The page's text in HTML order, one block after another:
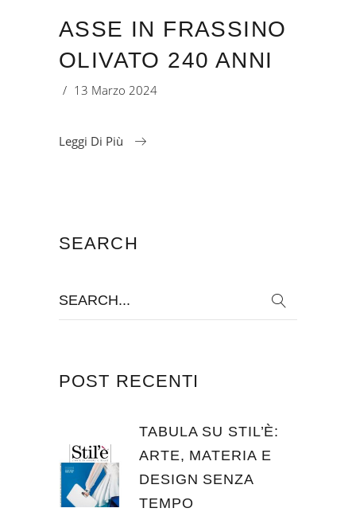
ASSE IN FRASSINO
OLIVATO 240 ANNI
13 Marzo 2024
Leggi Di Più
SEARCH
for:
POST RECENTI
TABULA SU STIL’È:
ARTE, MATERIA E
DESIGN SENZA
TEMPO